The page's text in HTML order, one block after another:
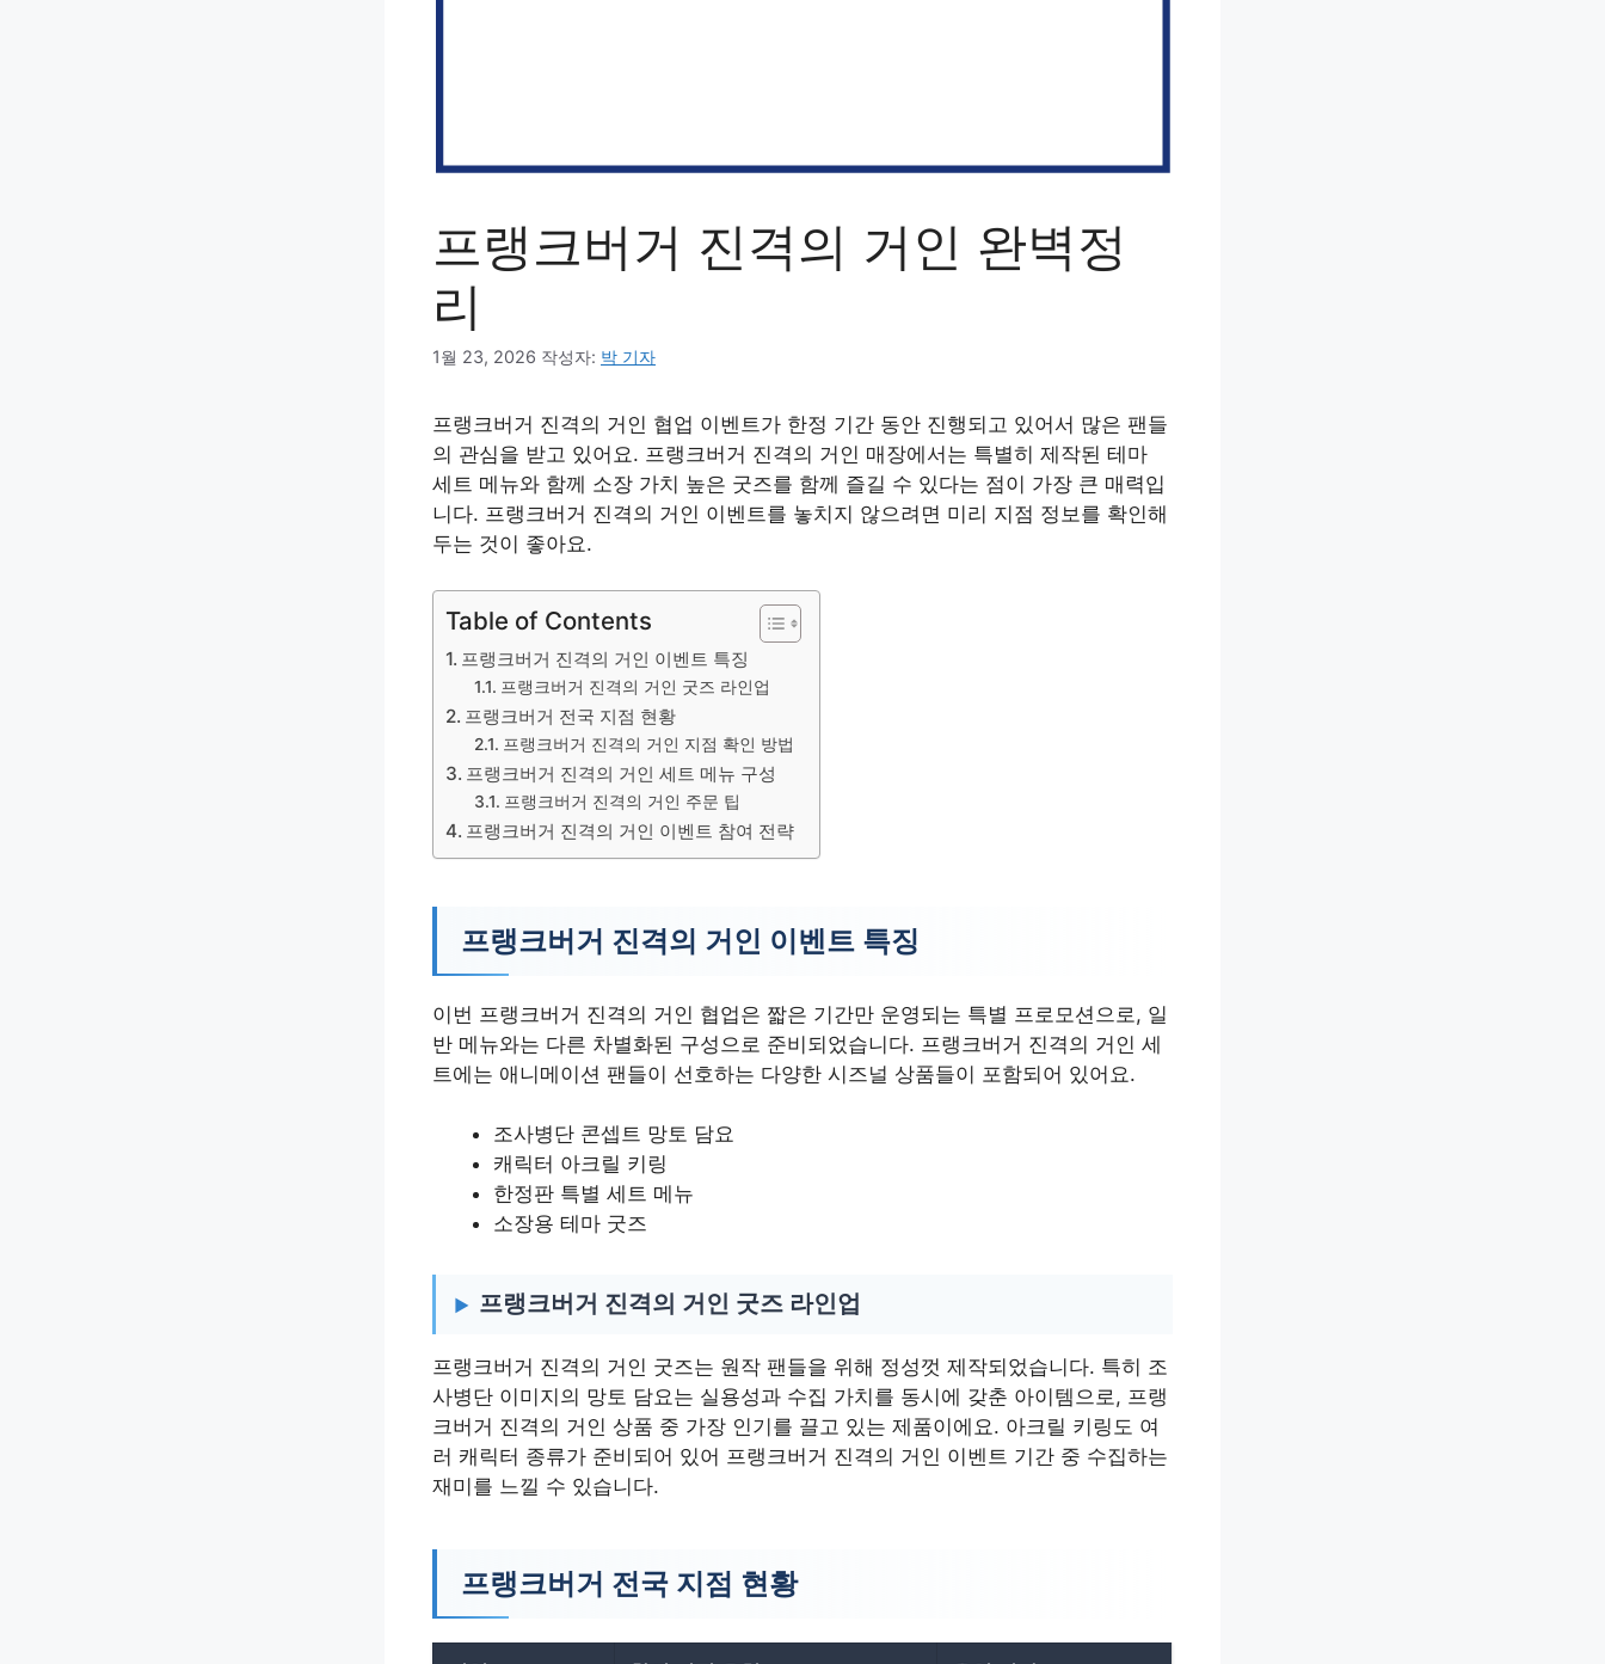
프랭크버거 진격의 거인 완벽정
리
1월 23, 2026 작성자: 박 기자
프랭크버거 진격의 거인 협업 이벤트가 한정 기간 동안 진행되고 있어서 많은 팬들
의 관심을 받고 있어요. 프랭크버거 진격의 거인 매장에서는 특별히 제작된 테마
세트 메뉴와 함께 소장 가치 높은 굿즈를 함께 즐길 수 있다는 점이 가장 큰 매력입
니다. 프랭크버거 진격의 거인 이벤트를 놓치지 않으려면 미리 지점 정보를 확인해
두는 것이 좋아요.
Table of Contents
프랭크버거 진격의 거인 이벤트 특징
프랭크버거 진격의 거인 굿즈 라인업
프랭크버거 전국 지점 현황
프랭크버거 진격의 거인 지점 확인 방법
프랭크버거 진격의 거인 세트 메뉴 구성
프랭크버거 진격의 거인 주문 팁
프랭크버거 진격의 거인 이벤트 참여 전략
프랭크버거 진격의 거인 이벤트 특징
이번 프랭크버거 진격의 거인 협업은 짧은 기간만 운영되는 특별 프로모션으로, 일
반 메뉴와는 다른 차별화된 구성으로 준비되었습니다. 프랭크버거 진격의 거인 세
트에는 애니메이션 팬들이 선호하는 다양한 시즈널 상품들이 포함되어 있어요.
조사병단 콘셉트 망토 담요
캐릭터 아크릴 키링
한정판 특별 세트 메뉴
소장용 테마 굿즈
프랭크버거 진격의 거인 굿즈 라인업
프랭크버거 진격의 거인 굿즈는 원작 팬들을 위해 정성껏 제작되었습니다. 특히 조
사병단 이미지의 망토 담요는 실용성과 수집 가치를 동시에 갖춘 아이템으로, 프랭
크버거 진격의 거인 상품 중 가장 인기를 끌고 있는 제품이에요. 아크릴 키링도 여
러 캐릭터 종류가 준비되어 있어 프랭크버거 진격의 거인 이벤트 기간 중 수집하는
재미를 느낄 수 있습니다.
프랭크버거 전국 지점 현황